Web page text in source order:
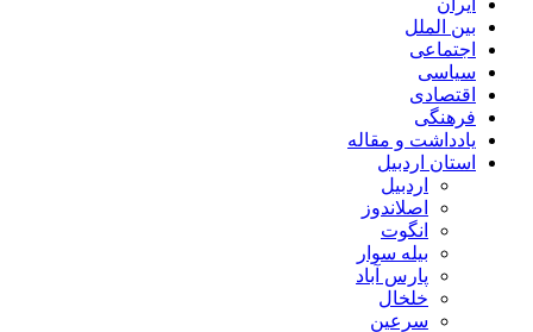
ایران
بین الملل
اجتماعی
سیاسی
اقتصادی
فرهنگی
یادداشت و مقاله
استان اردبیل
اردبیل
اصلاندوز
انگوت
بیله سوار
پارس آباد
خلخال
سرعین